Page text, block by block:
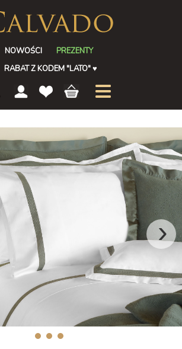
NOWOŚCI
PREZENTY
RABAT Z KODEM "LATO"♥
›
1 2 3